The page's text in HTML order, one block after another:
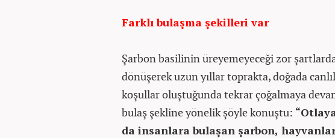
Farklı bulaşma şekilleri var
Şarbon basilinin üreyemeyeceği zor
dönüşerek uzun yıllar toprakta, doğada
koşullar oluştuğunda tekrar çoğalmaya
bulaş şekline yönelik şöyle konuştu:
da insanlara bulaşan şarbon,